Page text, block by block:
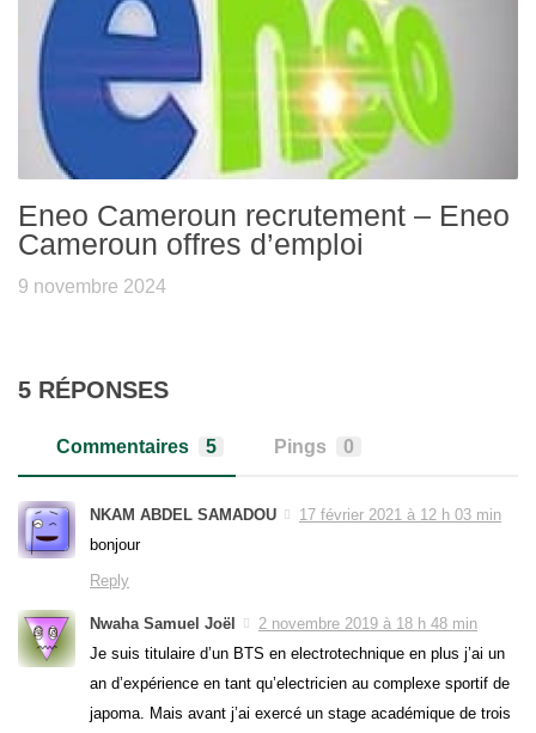
Eneo Cameroun recrutement – Eneo
Cameroun offres d’emploi
9 novembre 2024
5 RÉPONSES
Commentaires 5 Pings 0
NKAM ABDEL SAMADOU
17 février 2021 à 12 h 03 min
bonjour
Reply
Nwaha Samuel Joël
2 novembre 2019 à 18 h 48 min
Je suis titulaire d’un BTS en electrotechnique en plus j’ai un
an d’expérience en tant qu’electricien au complexe sportif de
japoma. Mais avant j’ai exercé un stage académique de trois